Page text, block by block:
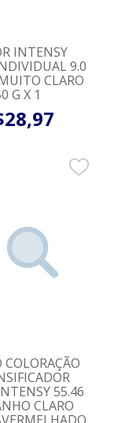
INTENSY
9.0
CLARO
G X 1
28,97
55.46
CLARO